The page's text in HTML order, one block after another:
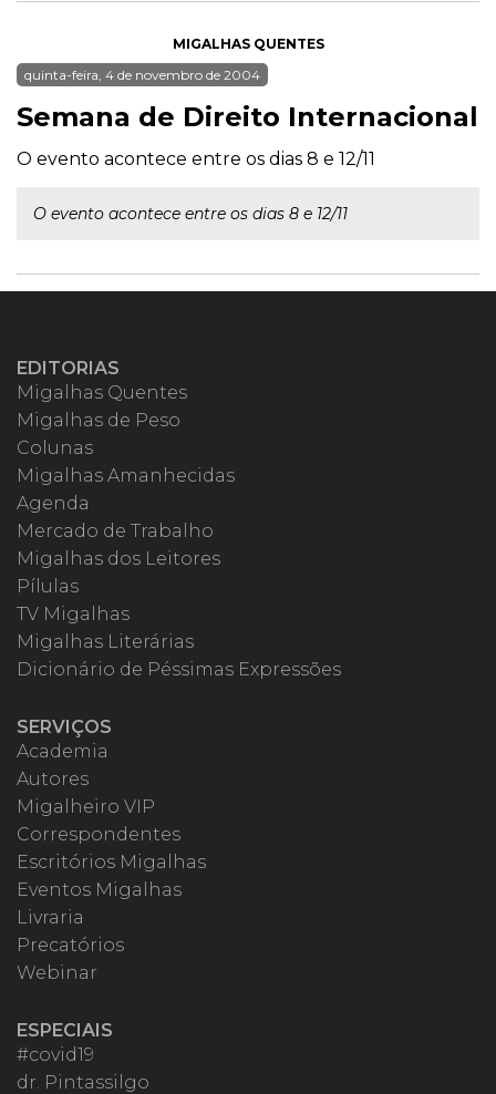
MIGALHAS QUENTES
quinta-feira, 4 de novembro de 2004
Semana de Direito Internacional
O evento acontece entre os dias 8 e 12/11
O evento acontece entre os dias 8 e 12/11
EDITORIAS
Migalhas Quentes
Migalhas de Peso
Colunas
Migalhas Amanhecidas
Agenda
Mercado de Trabalho
Migalhas dos Leitores
Pílulas
TV Migalhas
Migalhas Literárias
Dicionário de Péssimas Expressões
SERVIÇOS
Academia
Autores
Migalheiro VIP
Correspondentes
Escritórios Migalhas
Eventos Migalhas
Livraria
Precatórios
Webinar
ESPECIAIS
#covid19
dr. Pintassilgo